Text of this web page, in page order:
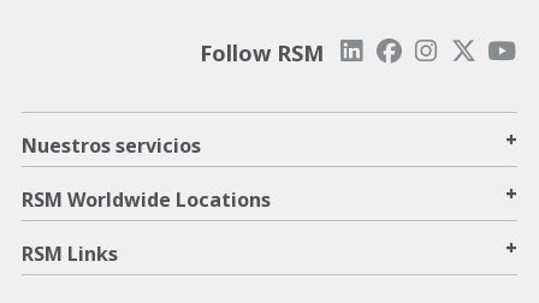
Follow RSM
Nuestros servicios +
RSM Worldwide Locations +
RSM Links +